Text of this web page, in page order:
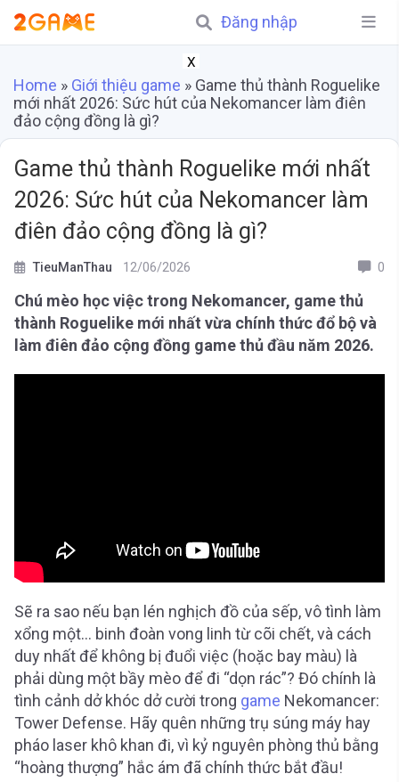
Đăng nhập
X
Home » Giới thiệu game » Game thủ thành Roguelike
mới nhất 2026: Sức hút của Nekomancer làm điên
đảo cộng đồng là gì?
Game thủ thành Roguelike mới nhất
2026: Sức hút của Nekomancer làm
điên đảo cộng đồng là gì?
TieuManThau 12/06/2026 0
Chú mèo học việc trong Nekomancer, game thủ
thành Roguelike mới nhất vừa chính thức đổ bộ và
làm điên đảo cộng đồng game thủ đầu năm 2026.
Sẽ ra sao nếu bạn lén nghịch đồ của sếp, vô tình làm
xổng một… binh đoàn vong linh từ cõi chết, và cách
duy nhất để không bị đuổi việc (hoặc bay màu) là
phải dùng một bầy mèo để đi “dọn rác”? Đó chính là
tình cảnh dở khóc dở cười trong game Nekomancer:
Tower Defense. Hãy quên những trụ súng máy hay
pháo laser khô khan đi, vì kỷ nguyên phòng thủ bằng
“hoàng thượng” hắc ám đã chính thức bắt đầu!